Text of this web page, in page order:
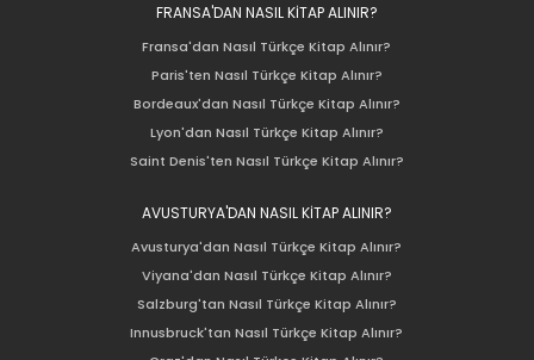
FRANSA'DAN NASIL KİTAP ALINIR?
Fransa'dan Nasıl Türkçe Kitap Alınır?
Paris'ten Nasıl Türkçe Kitap Alınır?
Bordeaux'dan Nasıl Türkçe Kitap Alınır?
Lyon'dan Nasıl Türkçe Kitap Alınır?
Saint Denis'ten Nasıl Türkçe Kitap Alınır?
AVUSTURYA'DAN NASIL KİTAP ALINIR?
Avusturya'dan Nasıl Türkçe Kitap Alınır?
Viyana'dan Nasıl Türkçe Kitap Alınır?
Salzburg'tan Nasıl Türkçe Kitap Alınır?
Innusbruck'tan Nasıl Türkçe Kitap Alınır?